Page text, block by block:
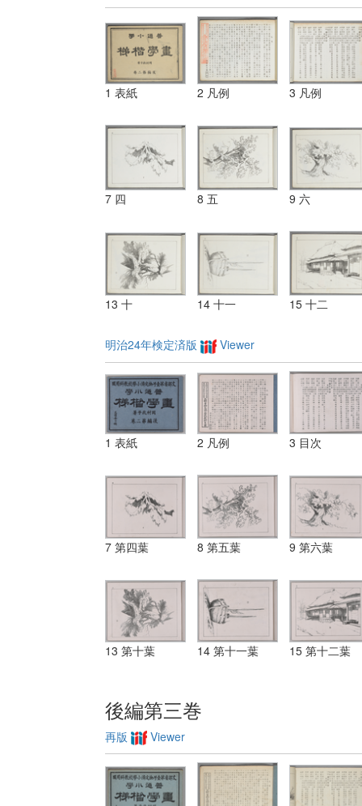
1 表紙 2 凡例 3 凡例
7 四 8 五 9 六
13 十 14 十一 15 十二
明治24年検定済版 Viewer
1 表紙 2 凡例 3 目次
7 第四葉 8 第五葉 9 第六葉
13 第十葉 14 第十一葉 15 第十二葉
後編第三巻
再版 Viewer